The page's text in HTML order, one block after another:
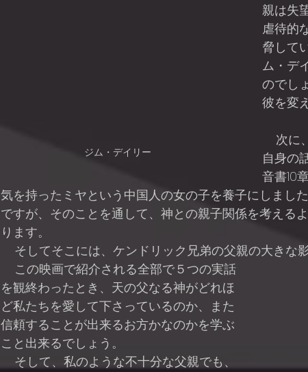
ジム・デイリー
親は失
虐待的
脅して
ム・デ
のでし
彼を変
自身の
音書10
気を持ったミヤという中国人の女の子を養子にしまし
ですが、そのことを通して、神との親子関係を考える
ります。
そしてそこには、ケンドリック兄弟の父親の大きな
を観終わったとき、天の父なる神がどれほ
ど私たちを愛して下さっているのか、また
信頼することが出来るお方かなのかを学ぶ
こと出来るでしょう。